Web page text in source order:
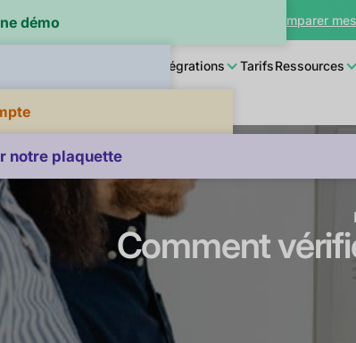
paient dans la moyenne de leur secteur Comparer
Intégrations TarifsRessources
démo
notre plaquette
Comment